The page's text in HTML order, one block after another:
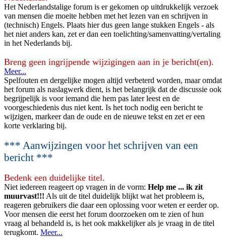
Het Nederlandstalige forum is er gekomen op uitdrukkelijk verzoek
van mensen die moeite hebben met het lezen van en schrijven in
(technisch) Engels. Plaats hier dus geen lange stukken Engels - als
het niet anders kan, zet er dan een toelichting/samenvatting/vertaling
in het Nederlands bij.
Breng geen ingrijpende wijzigingen aan in je bericht(en).
Meer...
Spelfouten en dergelijke mogen altijd verbeterd worden, maar omdat
het forum als naslagwerk dient, is het belangrijk dat de discussie ook
begrijpelijk is voor iemand die hem pas later leest en de
voorgeschiedenis dus niet kent. Is het toch nodig een bericht te
wijzigen, markeer dan de oude en de nieuwe tekst en zet er een
korte verklaring bij.
*** Aanwijzingen voor het schrijven van een
bericht ***
Bedenk een duidelijke titel.
Niet iedereen reageert op vragen in de vorm: Help me ... ik zit
muurvast!!! Als uit de titel duidelijk blijkt wat het probleem is,
reageren gebruikers die daar een oplossing voor weten er eerder op.
Voor mensen die eerst het forum doorzoeken om te zien of hun
vraag al behandeld is, is het ook makkelijker als je vraag in de titel
terugkomt. Meer...